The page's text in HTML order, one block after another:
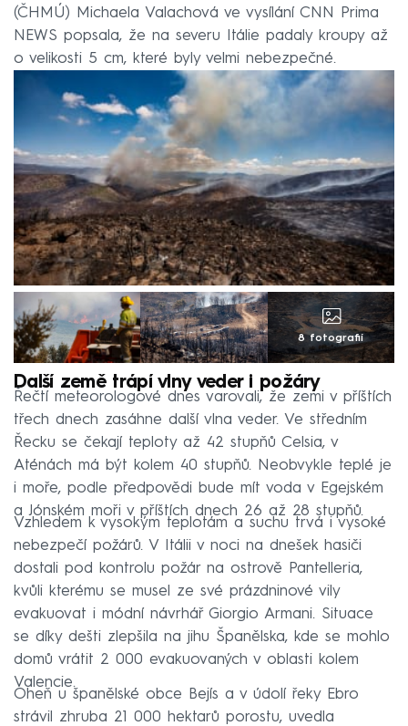
(ČHMÚ) Michaela Valachová ve vysílání CNN Prima
NEWS popsala, že na severu Itálie padaly kroupy až
o velikosti 5 cm, které byly velmi nebezpečné.
8 fotografií
Další země trápí vlny veder i požáry
Řečtí meteorologové dnes varovali, že zemi v příštích
třech dnech zasáhne další vlna veder. Ve středním
Řecku se čekají teploty až 42 stupňů Celsia, v
Aténách má být kolem 40 stupňů. Neobvykle teplé je
i moře, podle předpovědi bude mít voda v Egejském
a Jónském moři v příštích dnech 26 až 28 stupňů.
Vzhledem k vysokým teplotám a suchu trvá i vysoké
nebezpečí požárů. V Itálii v noci na dnešek hasiči
dostali pod kontrolu požár na ostrově Pantelleria,
kvůli kterému se musel ze své prázdninové vily
evakuovat i módní návrhář Giorgio Armani. Situace
se díky dešti zlepšila na jihu Španělska, kde se mohlo
domů vrátit 2 000 evakuovaných v oblasti kolem
Valencie.
Oheň u španělské obce Bejís a v údolí řeky Ebro
strávil zhruba 21 000 hektarů porostu, uvedla